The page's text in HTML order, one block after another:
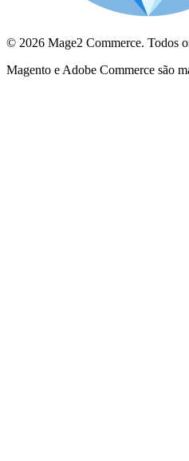
© 2026 Mage2 Commerce. Todos
Magento e Adobe Commerce são